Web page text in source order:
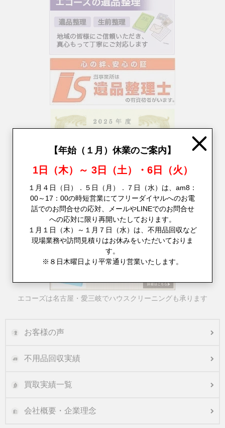
不用品回収とお引越しをまとめてご対応
エコーズは名古屋・愛三岐でハウスクリーニングも承ります
お客様の声
不用品回収実績
買取実績一覧
会社概要・企業理念
【年始（１月）休業のご案内】
1日（木）～ 3日（土）・6日（火）
１月４日（日）．５日（月）．７日（水）は、am8：
00～17：00の時短営業にてフリーダイヤルへのお電
話でのお問合せの応対、メールやLINEでのお問合せ
への応対に限り再開いたしております。
１月１日（木）～１月７日（水）は、不用品回収など
現場業務や訪問見積りはお休みをいただいておりま
す。
※８日木曜日より平常通り営業いたします。
Close